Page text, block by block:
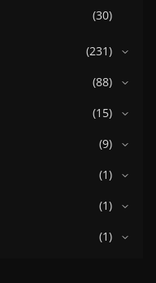
(30)
(231)
(88)
(15)
(9)
(1)
(1)
(1)